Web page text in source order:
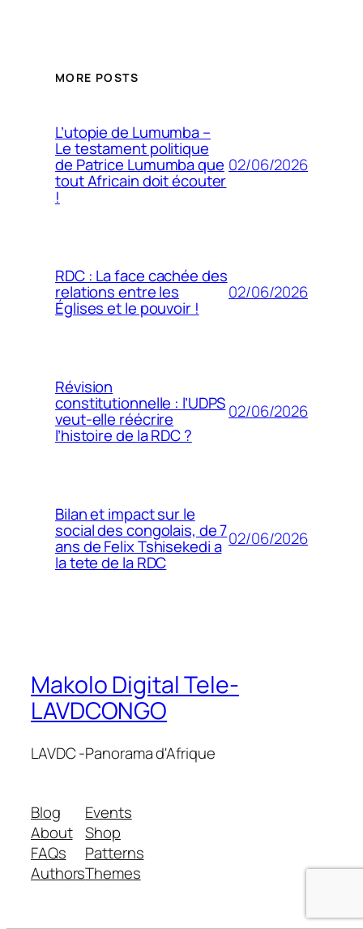
MORE POSTS
L’utopie de Lumumba –
Le testament politique
de Patrice Lumumba que
tout Africain doit écouter
!
02/06/2026
RDC : La face cachée des
relations entre les
Églises et le pouvoir !
02/06/2026
Révision
constitutionnelle : l’UDPS
veut-elle réécrire
l’histoire de la RDC ?
02/06/2026
Bilan et impact sur le
social des congolais, de 7
ans de Felix Tshisekedi a
la tete de la RDC
02/06/2026
Makolo Digital Tele-
LAVDCONGO
LAVDC -Panorama d'Afrique
Blog
About
FAQs
Authors
Events
Shop
Patterns
Themes